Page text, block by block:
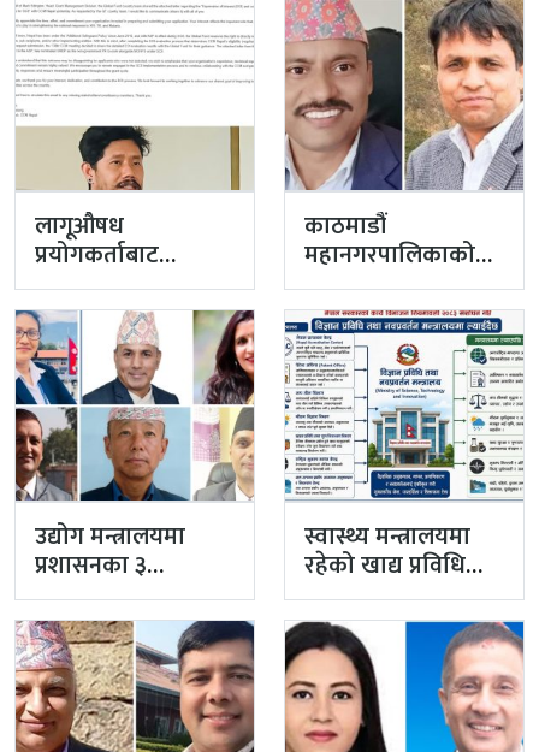
लागूऔषध
प्रयोगकर्ताबाट
सीसीएम उपाध्यक्ष
बनेका गुरुङको अवैध
इमेलले उठायो
अध्यक्ष…
काठमाडौं
महानगरपालिकाको
प्रमुख प्रशासकीय
अधिकृतमा अर्याल,
सहसचिव केसी
अख्तियारबाट ‘आउट’
उद्योग मन्त्रालयमा
प्रशासनका ३
सहसचिव फाजिलमा
स्वास्थ्य मन्त्रालयमा
रहेको खाद्य प्रविधि
तथा गुण नियन्त्रण
विभाग विज्ञान…